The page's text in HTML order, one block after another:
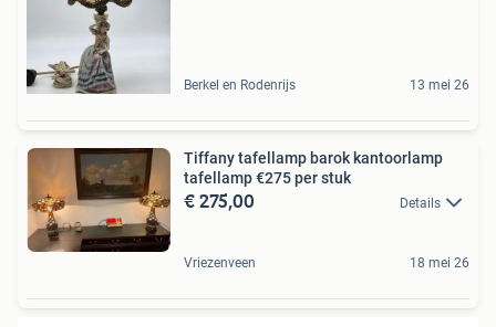
Berkel en Rodenrijs 13 mei 26
Tiffany tafellamp barok kantoorlamp
tafellamp €275 per stuk
€ 275,00 Details
Vriezenveen 18 mei 26